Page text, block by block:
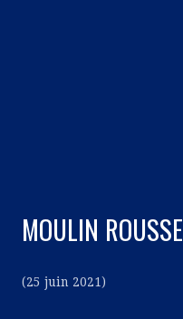
MOULIN ROUSSE
(25 juin 2021)